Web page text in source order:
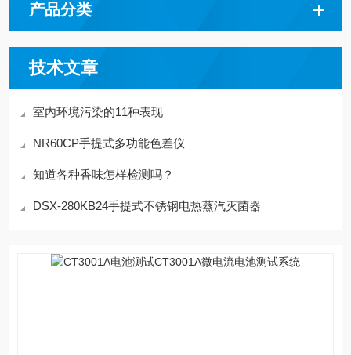
产品分类
技术文章
室内环境污染的11种表现
NR60CP手提式多功能色差仪
知道各种香味怎样检测吗？
DSX-280KB24手提式不锈钢电热蒸汽灭菌器